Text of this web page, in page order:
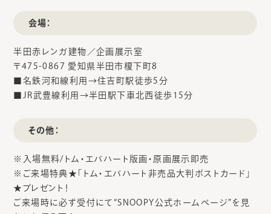
会場：
半田赤レンガ建物／企画展示室
〒475-0867 愛知県半田市榎下町8
■名鉄河和線利用→住吉町駅徒歩5分
■JR武豊線利用→半田駅下車北西徒歩15分
その他：
※入場無料/トム・エバハート版画・原画展示即売
※ご来場特典★「トム・エバハート非売品大判ポストカード」
★プレゼント！
ご来場時に必ず受付にて“SNOOPY公式ホームページ”を見